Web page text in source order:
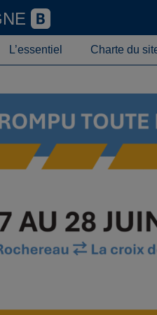
L’essentiel Charte du